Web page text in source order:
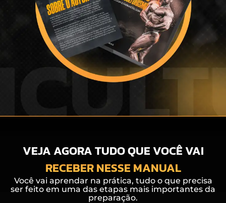
VEJA AGORA TUDO QUE VOCÊ VAI
RECEBER NESSE MANUAL
Você vai aprendar na prática, tudo o que precisa
ser feito em uma das etapas mais importantes da
preparação.